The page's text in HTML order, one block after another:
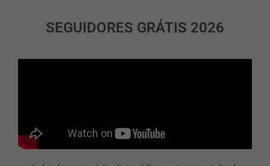
SEGUIDORES GRÁTIS 2026